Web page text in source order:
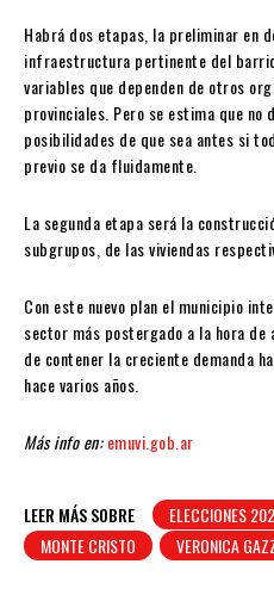
Habrá dos etapas, la preliminar en
infraestructura pertinente del
variables que dependen de otros
provinciales. Pero se estima que no
posibilidades de que sea antes si
previo se da fluidamente.
La segunda etapa será la
subgrupos, de las viviendas
Con este nuevo plan el municipio
sector más postergado a la hora
de contener la creciente demanda
hace varios años.
Más info en: emuvi.gob.ar
LEER MÁS SOBRE ELECCIONES
MONTE CRISTO
VERONICA